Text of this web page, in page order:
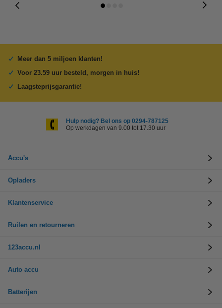
Meer dan 5 miljoen klanten!
Voor 23.59 uur besteld, morgen in huis!
Laagsteprijsgarantie!
Hulp nodig? Bel ons op 0294-787125
Op werkdagen van 9.00 tot 17.30 uur
Accu's
Opladers
Klantenservice
Ruilen en retourneren
123accu.nl
Auto accu
Batterijen